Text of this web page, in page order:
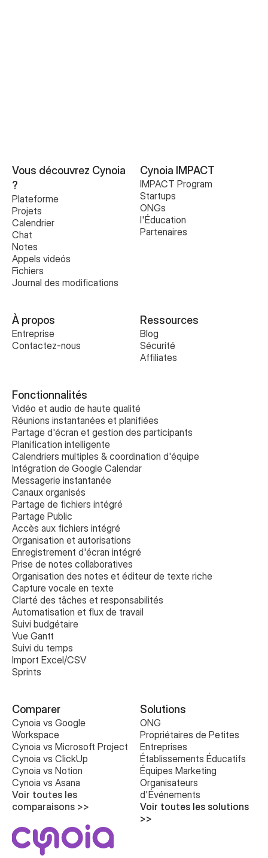
Vous découvrez Cynoia
?
Plateforme
Projets
Calendrier
Chat
Notes
Appels videós
Fichiers
Journal des modifications
Cynoia IMPACT
IMPACT Program
Startups
ONGs
l'Éducation
Partenaires
À propos
Entreprise
Contactez-nous
Ressources
Blog
Sécurité
Affiliates
Fonctionnalités
Vidéo et audio de haute qualité
Réunions instantanées et planifiées
Partage d'écran et gestion des participants
Planification intelligente
Calendriers multiples & coordination d'équipe
Intégration de Google Calendar
Messagerie instantanée
Canaux organisés
Partage de fichiers intégré
Partage Public
Accès aux fichiers intégré
Organisation et autorisations
Enregistrement d'écran intégré
Prise de notes collaboratives
Organisation des notes et éditeur de texte riche
Capture vocale en texte
Clarté des tâches et responsabilités
Automatisation et flux de travail
Suivi budgétaire
Vue Gantt
Suivi du temps
Import Excel/CSV
Sprints
Solutions
ONG
Propriétaires de Petites
Entreprises
Établissements Éducatifs
Équipes Marketing
Organisateurs
d'Événements
Voir toutes les solutions
>>
Comparer
Cynoia vs Google
Workspace
Cynoia vs Microsoft Project
Cynoia vs ClickUp
Cynoia vs Notion
Cynoia vs Asana
Voir toutes les
comparaisons >>